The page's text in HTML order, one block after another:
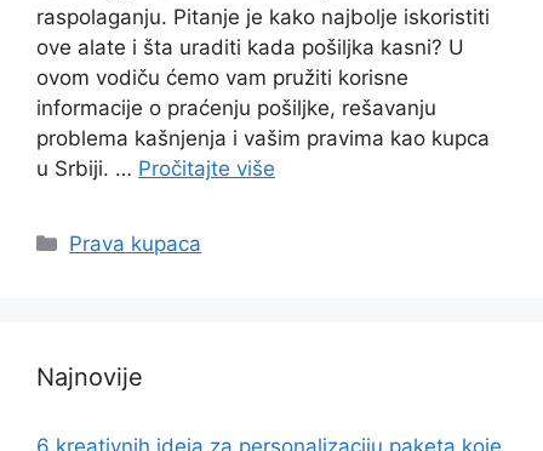
raspolaganju. Pitanje je kako najbolje iskoristiti
ove alate i šta uraditi kada pošiljka kasni? U
ovom vodiču ćemo vam pružiti korisne
informacije o praćenju pošiljke, rešavanju
problema kašnjenja i vašim pravima kao kupca
u Srbiji. … Pročitajte više
Categories
Prava kupaca
Najnovije
6 kreativnih ideja za personalizaciju paketa koje